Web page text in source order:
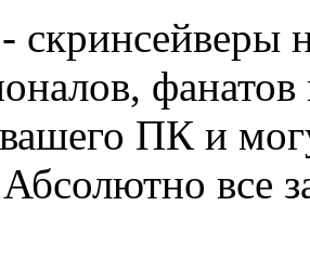
скринсейверы
ПК и
все